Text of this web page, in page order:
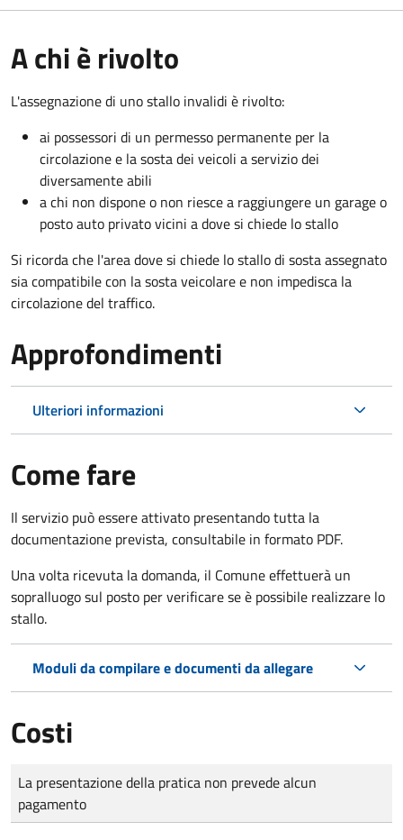
A chi è rivolto
L'assegnazione di uno stallo invalidi è rivolto:
ai possessori di un permesso permanente per la
circolazione e la sosta dei veicoli a servizio dei
diversamente abili
a chi non dispone o non riesce a raggiungere un garage o
posto auto privato vicini a dove si chiede lo stallo
Si ricorda che l'area dove si chiede lo stallo di sosta assegnato
sia compatibile con la sosta veicolare e non impedisca la
circolazione del traffico.
Approfondimenti
Ulteriori informazioni
Come fare
Il servizio può essere attivato presentando tutta la
documentazione prevista, consultabile in formato PDF.
Una volta ricevuta la domanda, il Comune effettuerà un
sopralluogo sul posto per verificare se è possibile realizzare lo
stallo.
Moduli da compilare e documenti da allegare
Costi
Tipo di pagamento
Importo
La presentazione della pratica non prevede alcun
pagamento